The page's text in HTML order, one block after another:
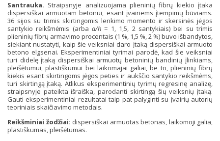
Santrauka. Straipsnyje analizuojama plieninių fibrų kiekio įtaka
dispersiškai armuotam betonui, esant įvairiems įtempimų būviams.
36 sijos su trimis skirtingomis lenkimo momento ir skersinės jėgos
santykio reikšmėmis (arbaa/h = 1, 1,5, 2 santykiais) bei su trimis
plieninių fibrų armavimo procentais (1 %, 1,5 %, 2 %) buvo išbandytos,
siekiant nustatyti, kaip šie veiksniai daro įtaką dispersiškai armuoto
betono elgsenai. Eksperimentiniai tyrimai parodė, kad šie veiksniai
turi didelę įtaką dispersiškai armuotų betoninių bandinių įlinkiams,
pleišėtumui, plastiškumui bei laikomajai galiai, be to, plieninių fibrų
kiekis esant skirtingoms jėgos peties ir aukščio santykio reikšmėms,
turi skirtingą įtaką. Atlikus eksperimentinių tyrimų regresinę analizę,
straipsnyje pateikta išraiška, parodanti skirtingą šių veiksnių įtaką.
Gauti eksperimentiniai rezultatai taip pat palyginti su įvairių autorių
teoriniais skaičiavimo metodais.
Reikšminiai žodžiai: dispersiškai armuotas betonas, laikomoji galia,
plastiškumas, pleišėtumas.